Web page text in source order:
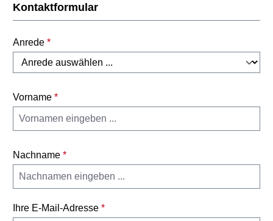
Kontaktformular
Anrede *
Vorname *
Nachname *
Ihre E-Mail-Adresse *